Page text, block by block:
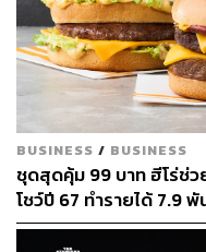
BUSINESS / BUSINESS
ชุดสุดคุ้ม 99 บาท ฮีโร่ช่ว
โชว์ปี 67 ทำรายได้ 7.9